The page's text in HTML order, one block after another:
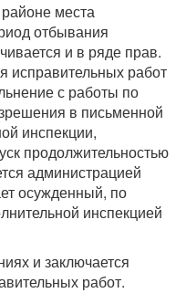
места
отбывания
и в ряде прав.
исправительных работ
с работы по
в письменной
инспекции,
продолжительностью
администрацией
осужденный, по
инспекцией
и заключается
работ.